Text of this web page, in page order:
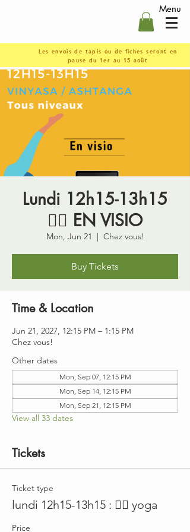
Menu
Les envois de tapis ou de fiches seront en
pause du 1er au 15 août
Lundi 12h15-13h15
🤸‍♀️ EN VISIO
Mon, Jun 21
  |
Chez vous!
Buy Tickets
Time & Location
Jun 21, 2027, 12:15 PM – 1:15 PM
Chez vous!
Other dates
Mon, Sep 07, 12:15 PM
Mon, Sep 14, 12:15 PM
Mon, Sep 21, 12:15 PM
View all 33 dates
Tickets
Ticket type
lundi 12h15-13h15 : 🤸‍♀️ yoga
Price